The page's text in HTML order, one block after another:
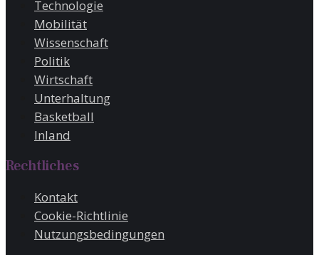
Technologie
Mobilität
Wissenschaft
Politik
Wirtschaft
Unterhaltung
Basketball
Inland
Rechtliches
Kontakt
Cookie-Richtlinie
Nutzungsbedingungen